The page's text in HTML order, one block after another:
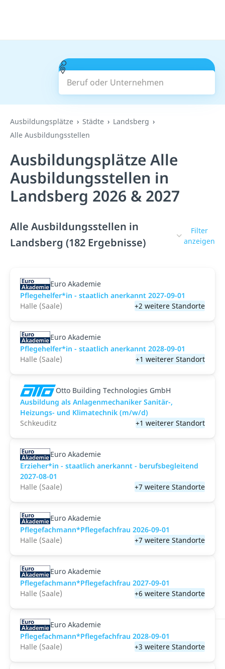
Beruf oder Unternehmen
Suchen
Ausbildungsplätze Städte
Landsberg
Alle Ausbildungsstellen
Ausbildungsplätze Alle
Ausbildungsstellen in
Landsberg 2026 & 2027
Alle Ausbildungsstellen in
Landsberg (182 Ergebnisse)
Filter
anzeigen
Euro Akademie
Pflegehelfer*in - staatlich anerkannt 2027-09-01
Halle (Saale)
+2 weitere Standorte
Euro Akademie
Pflegehelfer*in - staatlich anerkannt 2028-09-01
Halle (Saale)
+1 weiterer Standort
Otto Building Technologies GmbH
Ausbildung als Anlagenmechaniker Sanitär-,
Heizungs- und Klimatechnik (m/w/d)
Schkeuditz
+1 weiterer Standort
Euro Akademie
Erzieher*in - staatlich anerkannt - berufsbegleitend
2027-08-01
Halle (Saale)
+7 weitere Standorte
Euro Akademie
Pflegefachmann*Pflegefachfrau 2026-09-01
Halle (Saale)
+7 weitere Standorte
Euro Akademie
Pflegefachmann*Pflegefachfrau 2027-09-01
Halle (Saale)
+6 weitere Standorte
Euro Akademie
Pflegefachmann*Pflegefachfrau 2028-09-01
Halle (Saale)
+3 weitere Standorte